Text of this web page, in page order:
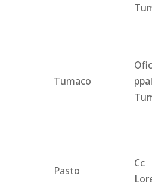
Tumaco
ppal
Pasto
Cc